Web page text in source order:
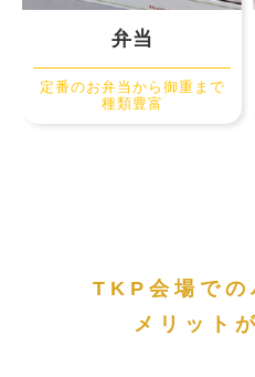
弁当
定番のお弁当から御重まで
種類豊富
TKP会場での
メリット